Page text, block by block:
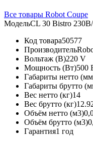
Все товары Robot Coupe
МодельCL 30 Bistro 230B/
Код товара50577
Производитель
Вольтаж (В)220 V
Мощность (Вт)500
Габариты нетто
Габариты брутто
Вес нетто (кг)14
Вес брутто (кг)
Объём нетто (м3)
Объём брутто (м3)
Гарантия1 год